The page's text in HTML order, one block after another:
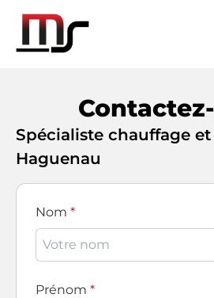
Spécialiste chauffage
Haguenau
Nom
Prénom